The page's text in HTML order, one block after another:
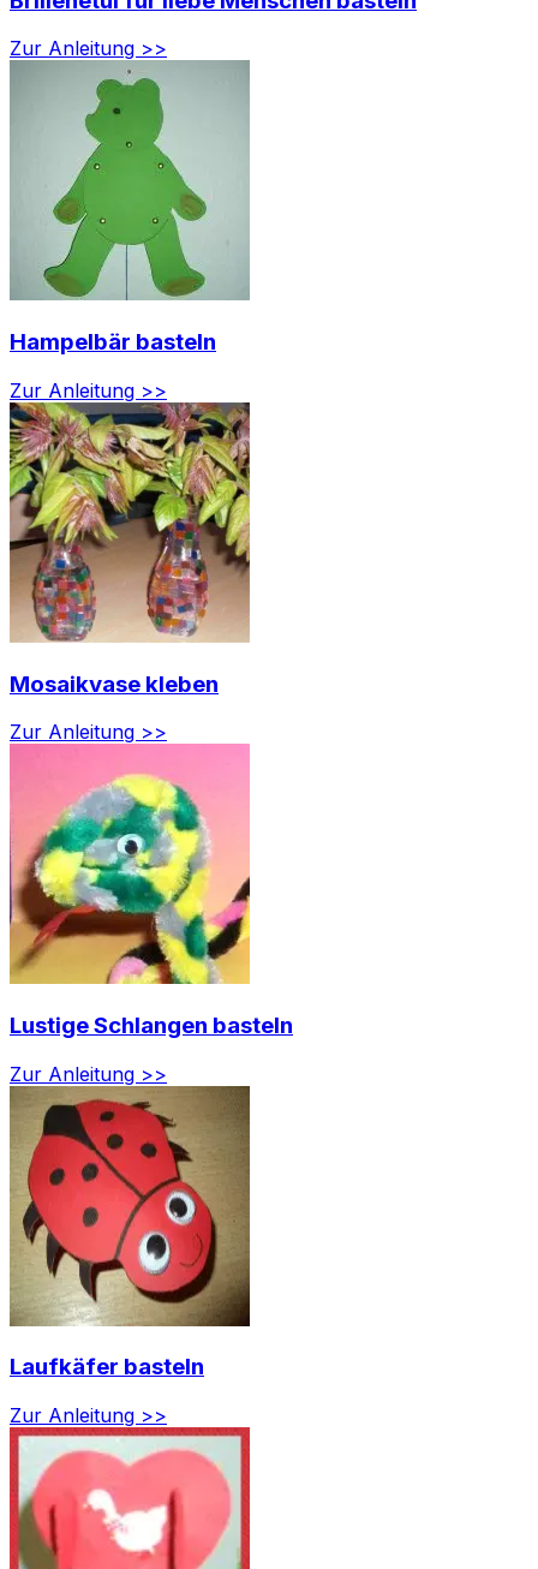
Zur Anleitung >>
Hampelbär basteln
Zur Anleitung >>
Mosaikvase kleben
Zur Anleitung >>
Lustige Schlangen basteln
Zur Anleitung >>
Laufkäfer basteln
Zur Anleitung >>